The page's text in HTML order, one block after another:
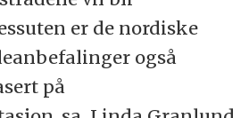
er de nordiske
også
på